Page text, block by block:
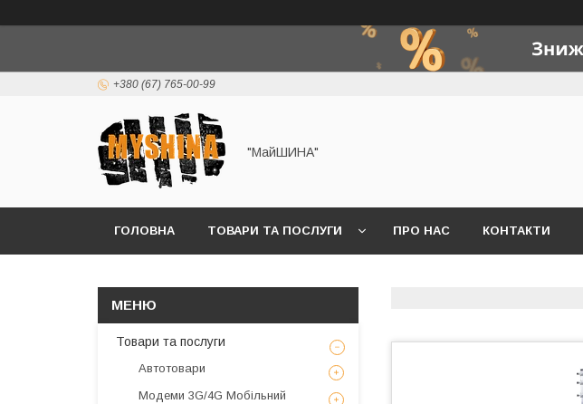
+380 (67) 765-00-99
"МайШИНА"
ГОЛОВНА ТОВАРИ ТА ПОСЛУГИ ПРО НАС КОНТАКТИ
Товари та послуги
Автотовари
Модеми 3G/4G Мобільний